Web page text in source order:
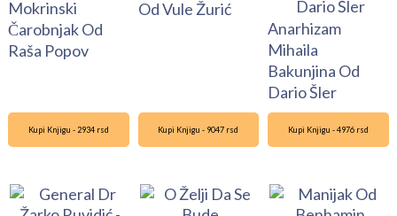
Mokrinski
Čarobnjak Od
Raša Popov
Od Vule Žurić
Anarhizam
Mihaila
Bakunjina Od
Dario Šler
Kupi Knjigu - 2934 rsd Kupi Knjigu - 9047 rsd Kupi Knjigu - 4976 rsd